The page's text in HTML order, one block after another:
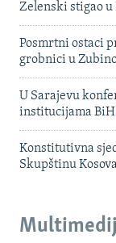
Zelenski stigao u
Posmrtni ostaci
grobnici u
U Sarajevu
institucijama BiH
Konstitutivna
Skupštinu